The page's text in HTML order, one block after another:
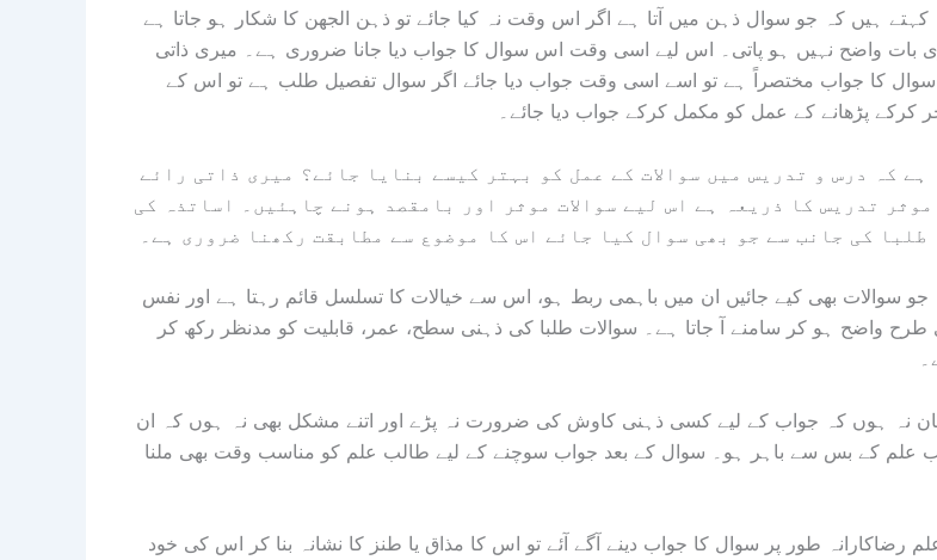
ہیں کہ جو سوال ذہن میں آتا ہے اگر اس وقت نہ کیا جائے تو ذہن الجھن کا شکار ہو جاتا ہے
بات واضح نہیں ہو پاتی۔ اس لیے اسی وقت اس سوال کا جواب دیا جانا ضروری ہے۔ میری ذاتی
سوال کا جواب مختصراً ہے تو اسے اسی وقت جواب دیا جائے اگر سوال تفصیل طلب ہے تو اس کے
کرکے پڑھانے کے عمل کو مکمل کرکے جواب دیا جائے۔
موثر تدریس کا ذریعہ ہے اس لیے سوالات موثر اور بامقصد ہونے چاہئیں۔ اساتذہ کی
طلبا کی جانب سے جو بھی سوال کیا جائے اس کا موضوع سے مطابقت رکھنا ضروری ہے۔
سوالات بھی کیے جائیں ان میں باہمی ربط ہو، اس سے خیالات کا تسلسل قائم رہتا ہے اور نفس
واضح ہو کر سامنے آ جاتا ہے۔ سوالات طلبا کی ذہنی سطح، عمر، قابلیت کو مدنظر رکھ کر
نہ ہوں کہ جواب کے لیے کسی ذہنی کاوش کی ضرورت نہ پڑے اور اتنے مشکل بھی نہ ہوں کہ ان
علم کے بس سے باہر ہو۔ سوال کے بعد جواب سوچنے کے لیے طالب علم کو مناسب وقت بھی ملنا
رضاکارانہ طور پر سوال کا جواب دینے آگے آئے تو اس کا مذاق یا طنز کا نشانہ بنا کر اس کی خود